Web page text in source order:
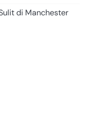
di Manchester